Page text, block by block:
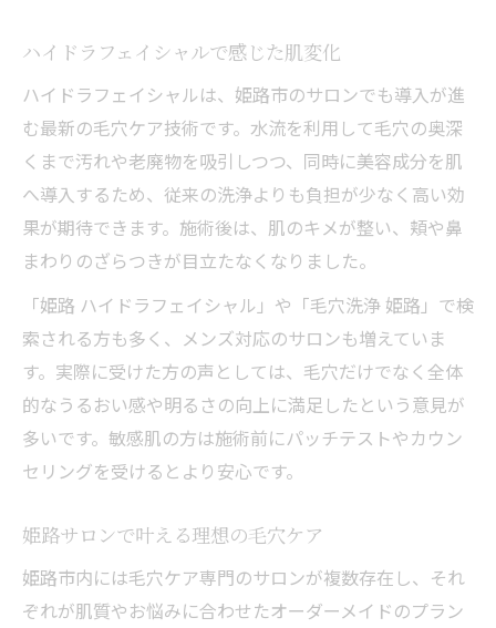
ハイドラフェイシャルで感じた肌変化
ハイドラフェイシャルは、姫路市のサロンでも導入が進
む最新の毛穴ケア技術です。水流を利用して毛穴の奥深
くまで汚れや老廃物を吸引しつつ、同時に美容成分を肌
へ導入するため、従来の洗浄よりも負担が少なく高い効
果が期待できます。施術後は、肌のキメが整い、頬や鼻
まわりのざらつきが目立たなくなりました。
「姫路 ハイドラフェイシャル」や「毛穴洗浄 姫路」で検
索される方も多く、メンズ対応のサロンも増えていま
す。実際に受けた方の声としては、毛穴だけでなく全体
的なうるおい感や明るさの向上に満足したという意見が
多いです。敏感肌の方は施術前にパッチテストやカウン
セリングを受けるとより安心です。
姫路サロンで叶える理想の毛穴ケア
姫路市内には毛穴ケア専門のサロンが複数存在し、それ
ぞれが肌質やお悩みに合わせたオーダーメイドのプラン